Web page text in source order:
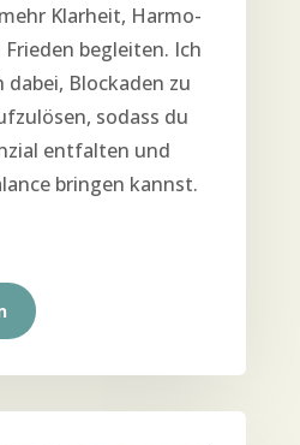
Klar­heit, Har­mo­
beglei­ten. Ich
Blo­cka­den zu
sodass du
ent­fal­ten und
brin­gen kannst.